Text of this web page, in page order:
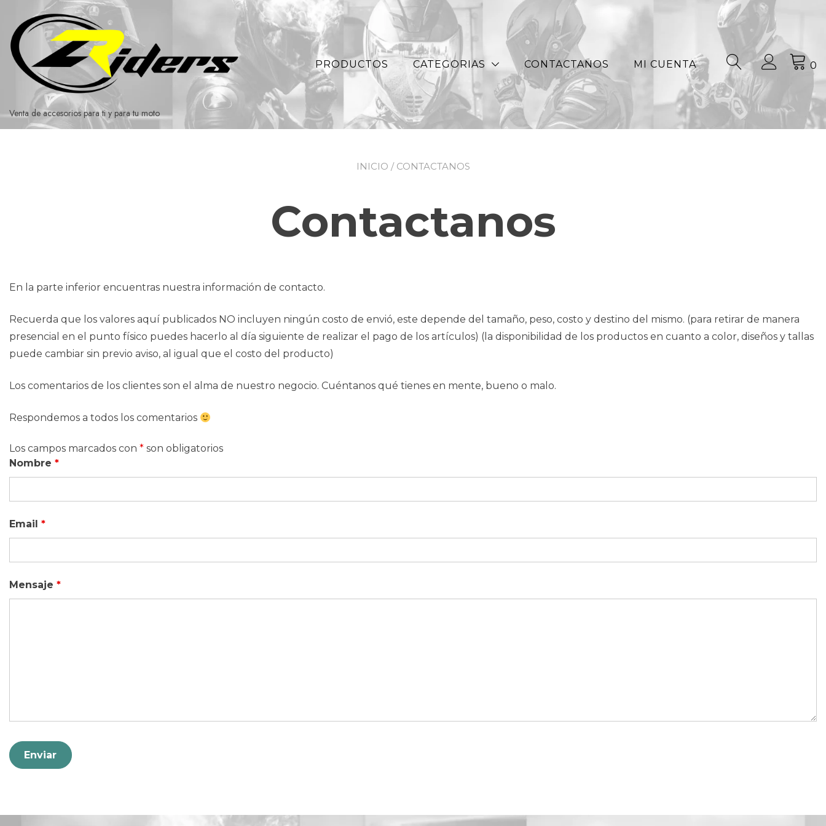
contenido
Venta de accesorios para ti y para tu moto
PRODUCTOS CATEGORIAS CONTACTANOS MI CUENTA 0
INICIO / CONTACTANOS
Contactanos
En la parte inferior encuentras nuestra información de contacto.
Recuerda que los valores aquí publicados NO incluyen ningún costo de envió, este depende del tamaño, peso, costo y destino del mismo. (para retirar de manera
presencial en el punto físico puedes hacerlo al día siguiente de realizar el pago de los artículos) (la disponibilidad de los productos en cuanto a color, diseños y tallas
puede cambiar sin previo aviso, al igual que el costo del producto)
Los comentarios de los clientes son el alma de nuestro negocio. Cuéntanos qué tienes en mente, bueno o malo.
Respondemos a todos los comentarios
Los campos marcados con * son obligatorios
Nombre *
Email *
Mensaje *